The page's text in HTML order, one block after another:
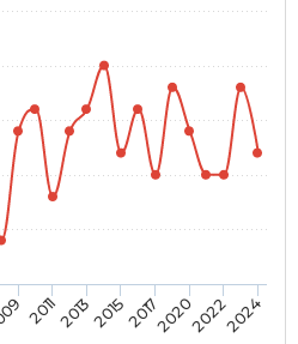
2011201320152017202020222024